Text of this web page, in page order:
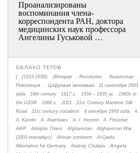
Проанализированы
воспоминания члена­
корреспондента РАН, доктора
медицинских наук профессора
Ангелины Гуськовой …
ОБЛАКО ТЕГОВ
( (1919-1939); (Вторая . Revolution . Казахстан
.
Революция
. Цифровая экономика
11 сентября 2001
года
18th century 1917 г. 1934 – 1935 гг.
1960s in
the USSR
1968 г. 2021
21st Century Maritime Silk
Road
21st century socialism 4 октября 1993 года
A.
A. Karelin
A. Atambaev A. I. Herzen A. Pinochet
AKP Adolphe Thiers Afghanistan
Afghanistan War
(2001-nowadays)
African continent
Al-Qaida
Alternative for Germany
Anatoly Chubais
Angela